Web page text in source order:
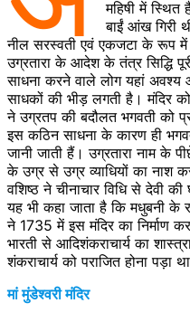
महिषी में स्थित
बाईं आंख गिरी
नील सरस्वती एवं एकजटा के रूप में
उग्रतारा के आदेश के तंत्र सिद्धि
साधना करने वाले लोग यहां अवश्य
साधकों की भीड़ लगती है। मंदिर
ने उग्रतप की बदौलत भगवती को
इस कठिन साधना के कारण ही
जानी जाती हैं। उग्रतारा नाम के
के उग्र से उग्र व्याधियों का नाश
वशिष्ठ ने चीनाचार विधि से देवी
यह भी कहा जाता है कि मधुबनी के
ने 1735 में इस मंदिर का निर्माण
भारती से आदिशंकराचार्य का
शंकराचार्य को पराजित होना पड़ा
मां मुंडेश्वरी मंदिर